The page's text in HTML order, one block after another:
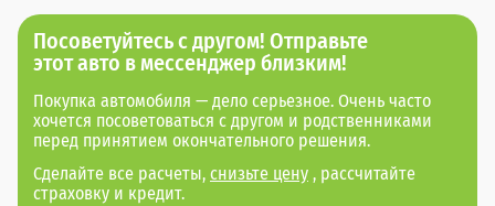
Посоветуйтесь с другом! Отправьте
этот авто в мессенджер близким!
Покупка автомобиля — дело серьезное. Очень часто
хочется посоветоваться с другом и родственниками
перед принятием окончательного решения.
Сделайте все расчеты, снизьте цену , рассчитайте
страховку и кредит.